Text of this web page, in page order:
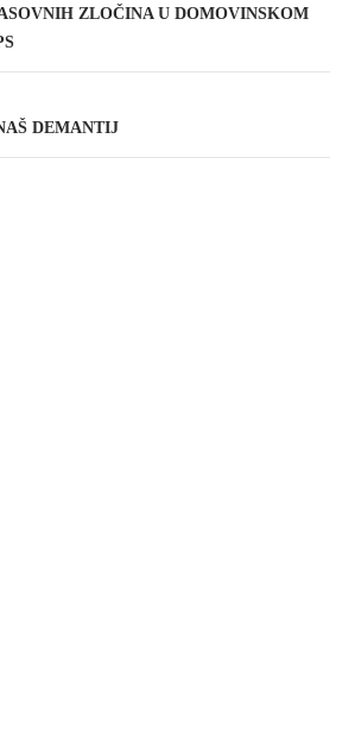
ZLOČINA U DOMOVINSKOM
DEMANTIJ